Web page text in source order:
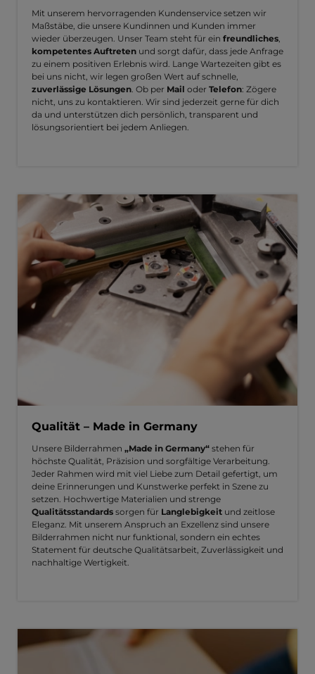
Mit unserem hervorragenden Kundenservice setzen wir
Maßstäbe, die unsere Kundinnen und Kunden immer
wieder überzeugen. Unser Team steht für ein freundliches,
kompetentes Auftreten und sorgt dafür, dass jede Anfrage
zu einem positiven Erlebnis wird. Lange Wartezeiten gibt es
bei uns nicht, wir legen großen Wert auf schnelle,
zuverlässige Lösungen. Ob per Mail oder Telefon: Zögere
nicht, uns zu kontaktieren. Wir sind jederzeit gerne für dich
da und unterstützen dich persönlich, transparent und
lösungsorientiert bei jedem Anliegen.
Qualität – Made in Germany
Unsere Bilderrahmen „Made in Germany“ stehen für
höchste Qualität, Präzision und sorgfältige Verarbeitung.
Jeder Rahmen wird mit viel Liebe zum Detail gefertigt, um
deine Erinnerungen und Kunstwerke perfekt in Szene zu
setzen. Hochwertige Materialien und strenge
Qualitätsstandards sorgen für Langlebigkeit und zeitlose
Eleganz. Mit unserem Anspruch an Exzellenz sind unsere
Bilderrahmen nicht nur funktional, sondern ein echtes
Statement für deutsche Qualitätsarbeit, Zuverlässigkeit und
nachhaltige Wertigkeit.